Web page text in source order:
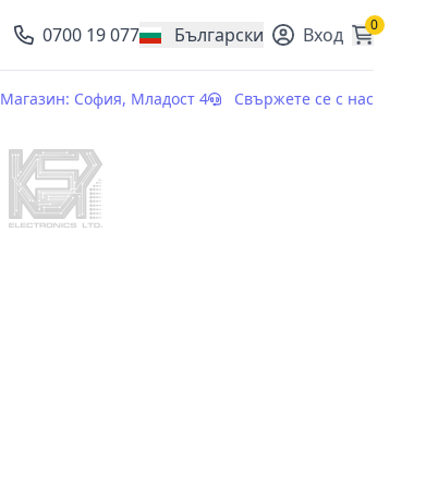
0700 19 077 Български
, change currency Вход 0
Магазин: София, Младост 4 Свържете се с нас